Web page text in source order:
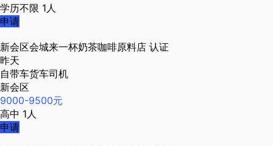
学历不限 1人
申请
新会区会城来一杯奶茶咖啡原料店 认证
昨天
自带车货车司机
新会区
9000-9500元
高中 1人
申请